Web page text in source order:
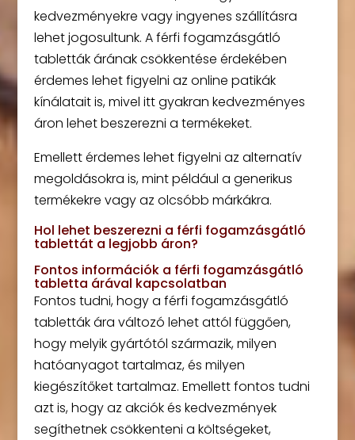
kedvezményekre vagy ingyenes szállításra
lehet jogosultunk. A férfi fogamzásgátló
tabletták árának csökkentése érdekében
érdemes lehet figyelni az online patikák
kínálatait is, mivel itt gyakran kedvezményes
áron lehet beszerezni a termékeket.
Emellett érdemes lehet figyelni az alternatív
megoldásokra is, mint például a generikus
termékekre vagy az olcsóbb márkákra.
Hol lehet beszerezni a férfi fogamzásgátló
tablettát a legjobb áron?
Fontos információk a férfi fogamzásgátló
tabletta árával kapcsolatban
Fontos tudni, hogy a férfi fogamzásgátló
tabletták ára változó lehet attól függően,
hogy melyik gyártótól származik, milyen
hatóanyagot tartalmaz, és milyen
kiegészítőket tartalmaz. Emellett fontos tudni
azt is, hogy az akciók és kedvezmények
segíthetnek csökkenteni a költségeket,